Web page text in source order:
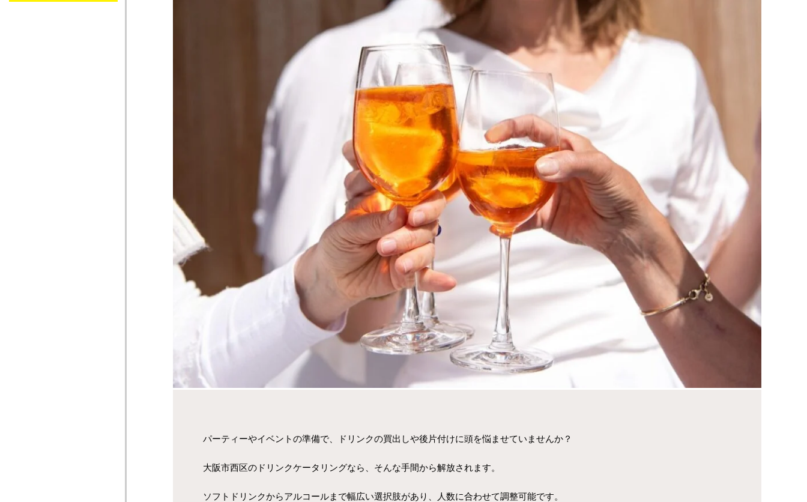
パーティーやイベントの準備で、ドリンクの買出しや後片付けに頭を悩ませていませんか？
大阪市西区のドリンクケータリングなら、そんな手間から解放されます。
ソフトドリンクからアルコールまで幅広い選択肢があり、人数に合わせて調整可能です。